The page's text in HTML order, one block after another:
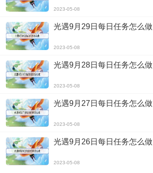
2023-05-08
光遇9月29日每日任务怎么做
2023-05-08
光遇9月28日每日任务怎么做
2023-05-08
光遇9月27日每日任务怎么做
2023-05-08
光遇9月26日每日任务怎么做
2023-05-08